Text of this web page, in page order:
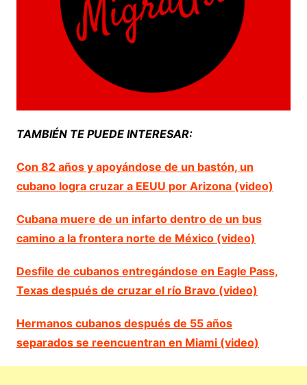
TAMBIÉN TE PUEDE INTERESAR:
Con 82 años y apoyándose de un bastón, un
cubano logra cruzar a EEUU por Arizona (video)
Cubana muere de un infarto dentro de un bus
camino a la frontera norte de México (video)
Desfile de cubanos entregándose en Eagle Pass,
Texas después de cruzar el río Bravo (video)
Hermanos cubanos después de 55 años
separados se reencuentran en Miami (video)